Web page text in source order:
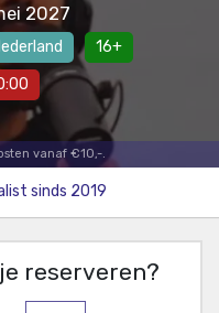
2027
16+
vanaf €10,-.
sinds 2019
reserveren?